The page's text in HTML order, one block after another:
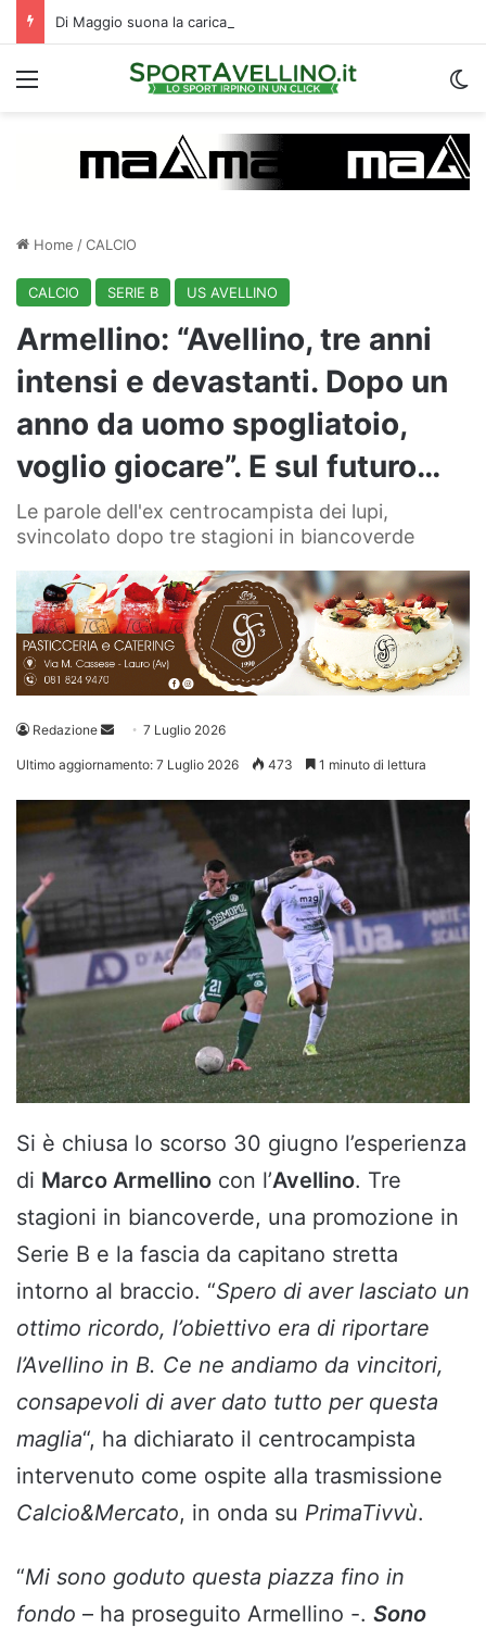
Menu
Home /CALCIO
CALCIO SERIE B US AVELLINO
Armellino: “Avellino, tre anni
intensi e devastanti. Dopo un
anno da uomo spogliatoio,
voglio giocare”. E sul futuro…
Le parole dell'ex centrocampista dei lupi,
svincolato dopo tre stagioni in biancoverde
Redazione
Invia 7 Luglio 2026
Ultimo aggiornamento: 7 Luglio 2026 473 1 minuto di lettura
Si è chiusa lo scorso 30 giugno l’esperienza
di Marco Armellino con l’Avellino. Tre
stagioni in biancoverde, una promozione in
Serie B e la fascia da capitano stretta
intorno al braccio. “Spero di aver lasciato un
ottimo ricordo, l’obiettivo era di riportare
l’Avellino in B. Ce ne andiamo da vincitori,
consapevoli di aver dato tutto per questa
maglia“, ha dichiarato il centrocampista
intervenuto come ospite alla trasmissione
Calcio&Mercato, in onda su PrimaTivvù.
“Mi sono goduto questa piazza fino in
fondo – ha proseguito Armellino -. Sono